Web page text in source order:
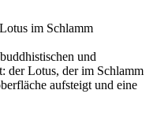
im Schlamm
und
der Lotus, der im Schlamm
aufsteigt und eine